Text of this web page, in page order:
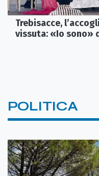
Trebisacce,
vissuta: «Io sono»
POLITICA